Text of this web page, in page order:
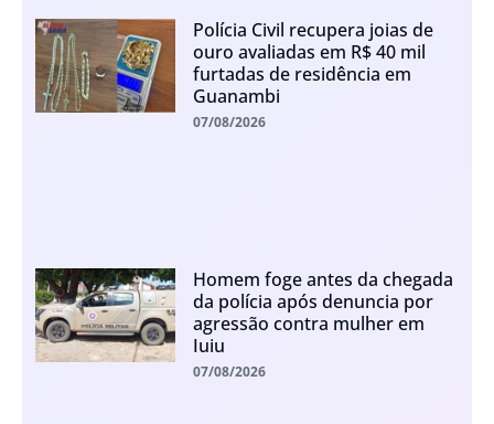
Polícia Civil recupera joias de
ouro avaliadas em R$ 40 mil
furtadas de residência em
Guanambi
07/08/2026
Homem foge antes da chegada
da polícia após denuncia por
agressão contra mulher em
Iuiu
07/08/2026